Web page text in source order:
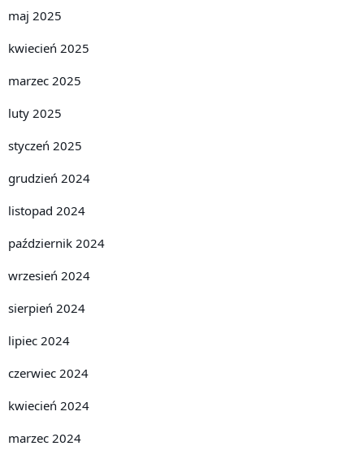
maj 2025
kwiecień 2025
marzec 2025
luty 2025
styczeń 2025
grudzień 2024
listopad 2024
październik 2024
wrzesień 2024
sierpień 2024
lipiec 2024
czerwiec 2024
kwiecień 2024
marzec 2024